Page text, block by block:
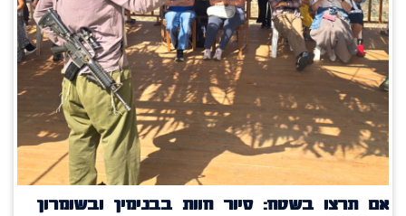
אם תרצו בשטח: סיור חוות בבנימין ובשומרון